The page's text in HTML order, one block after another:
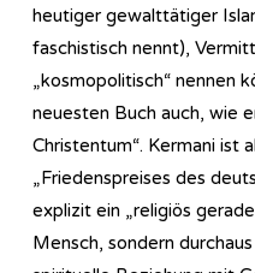
heutiger gewalttätiger
faschistisch nennt),
„kosmopolitisch“ nennen
neuesten Buch auch, wie
Christentum“. Kermani ist
„Friedenspreises des
explizit ein „religiös gerade
Mensch, sondern